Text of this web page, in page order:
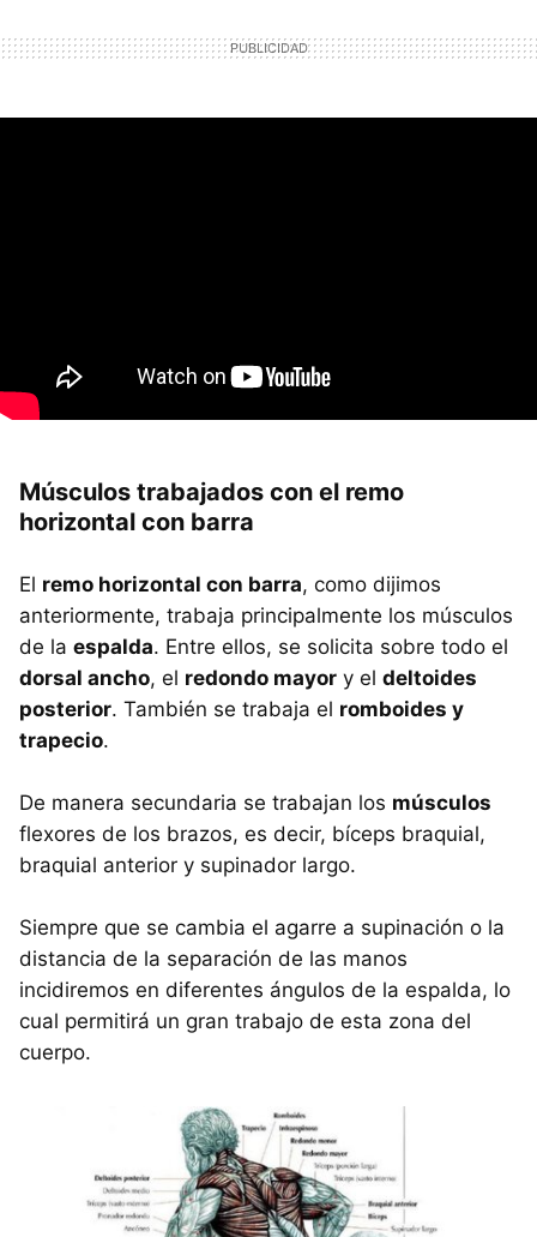
Músculos trabajados con el remo
horizontal con barra
El remo horizontal con barra, como dijimos
anteriormente, trabaja principalmente los músculos
de la espalda. Entre ellos, se solicita sobre todo el
dorsal ancho, el redondo mayor y el deltoides
posterior. También se trabaja el romboides y
trapecio.
De manera secundaria se trabajan los músculos
flexores de los brazos, es decir, bíceps braquial,
braquial anterior y supinador largo.
Siempre que se cambia el agarre a supinación o la
distancia de la separación de las manos
incidiremos en diferentes ángulos de la espalda, lo
cual permitirá un gran trabajo de esta zona del
cuerpo.